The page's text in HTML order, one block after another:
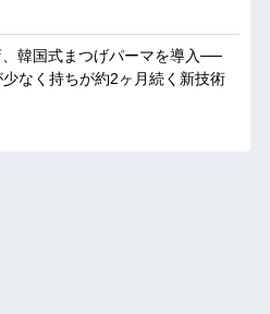
韓国式まつげパーマを導入──
少なく持ちが約2ヶ月続く新技術